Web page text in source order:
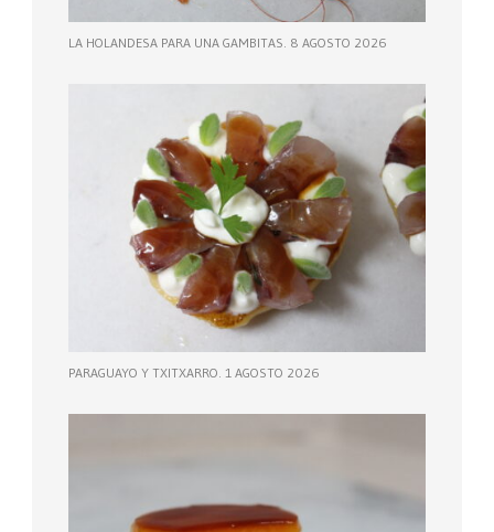
LA HOLANDESA PARA UNA GAMBITAS. 8 AGOSTO 2026
PARAGUAYO Y TXITXARRO. 1 AGOSTO 2026